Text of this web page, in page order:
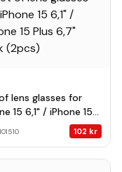
lens glasses for
15 6,1" / iPhone 15
6,7" pink (2pcs)102 kr